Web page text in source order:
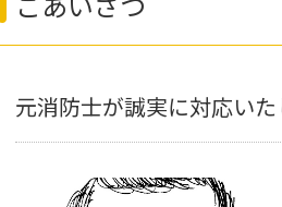
元消防士が誠実に対応いた